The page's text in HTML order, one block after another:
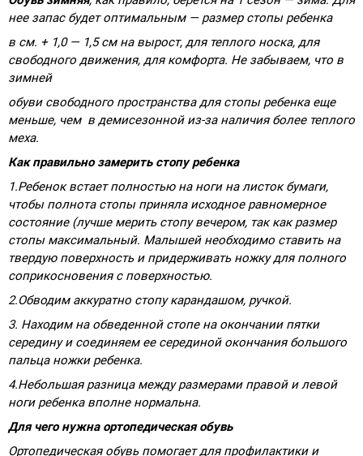
нее запас будет оптимальным — размер стопы ребенка
в см. + 1,0 — 1,5 см на вырост, для теплого носка, для
свободного движения, для комфорта. Не забываем, что в
зимней
обуви свободного пространства для стопы ребенка еще
меньше, чем в демисезонной из-за наличия более теплого
меха.
Как правильно замерить стопу ребенка
1.Ребенок встает полностью на ноги на листок бумаги,
чтобы полнота стопы приняла исходное равномерное
состояние (лучше мерить стопу вечером, так как размер
стопы максимальный. Малышей необходимо ставить на
твердую поверхность и придерживать ножку для полного
соприкосновения с поверхностью.
2.Обводим аккуратно стопу карандашом, ручкой.
3. Находим на обведенной стопе на окончании пятки
середину и соединяем ее серединой окончания большого
пальца ножки ребенка.
4.Небольшая разница между размерами правой и левой
ноги ребенка вполне нормальна.
Для чего нужна ортопедическая обувь
Ортопедическая обувь помогает для профилактики и